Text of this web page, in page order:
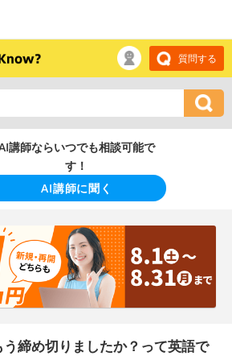
質問する
講師ならいつでも相談可能で
す！
AI講師に聞く
締め切りましたか？って英語で